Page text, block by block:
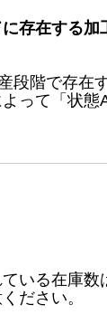
存在する加
段階で存在
って「状態
いる在庫
ださい。